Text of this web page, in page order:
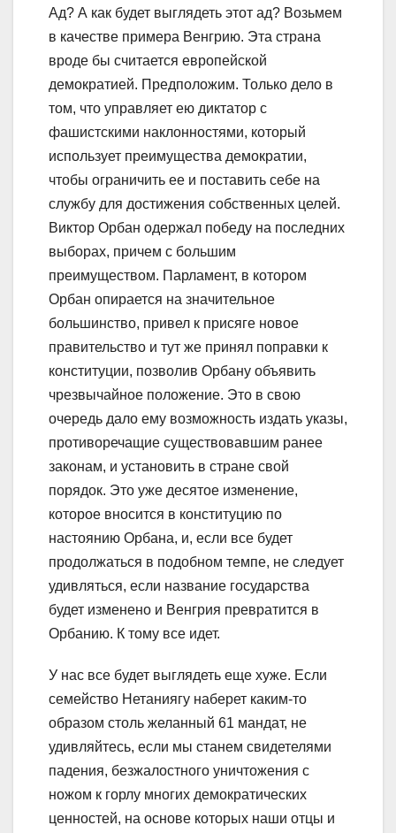
Ад? А как будет выглядеть этот ад? Возьмем
в качестве примера Венгрию. Эта страна
вроде бы считается европейской
демократией. Предположим. Только дело в
том, что управляет ею диктатор с
фашистскими наклонностями, который
использует преимущества демократии,
чтобы ограничить ее и поставить себе на
службу для достижения собственных целей.
Виктор Орбан одержал победу на последних
выборах, причем с большим
преимуществом. Парламент, в котором
Орбан опирается на значительное
большинство, привел к присяге новое
правительство и тут же принял поправки к
конституции, позволив Орбану объявить
чрезвычайное положение. Это в свою
очередь дало ему возможность издать указы,
противоречащие существовавшим ранее
законам, и установить в стране свой
порядок. Это уже десятое изменение,
которое вносится в конституцию по
настоянию Орбана, и, если все будет
продолжаться в подобном темпе, не следует
удивляться, если название государства
будет изменено и Венгрия превратится в
Орбанию. К тому все идет.
У нас все будет выглядеть еще хуже. Если
семейство Нетаниягу наберет каким-то
образом столь желанный 61 мандат, не
удивляйтесь, если мы станем свидетелями
падения, безжалостного уничтожения с
ножом к горлу многих демократических
ценностей, на основе которых наши отцы и